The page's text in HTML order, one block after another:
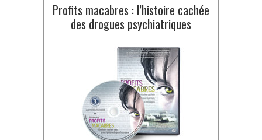
Profits macabres : l’histoire cachée
des drogues psychiatriques